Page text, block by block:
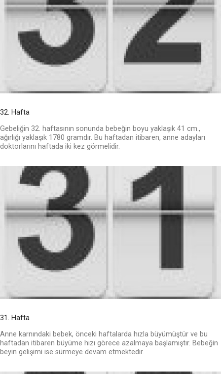
32. Hafta
Gebeliğin 32. haftasının sonunda bebeğin boyu yaklaşık 41 cm.,
ağırlığı yaklaşık 1780 gramdır. Bu haftadan itibaren, anne adayları
doktorlarını haftada iki kez görmelidir.
31. Hafta
Anne karnındaki bebek, önceki haftalarda hızla büyümüştür ve bu
haftadan itibaren büyüme hızı görece azalmaya başlamıştır. Bebeğin
beyin gelişimi ise sürmeye devam etmektedir.